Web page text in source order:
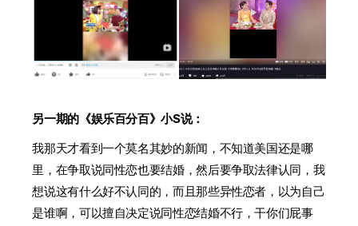
另一期的《娱乐百分百》小S说：
我那天才看到一个莫名其妙的新闻，不知道美国还是哪
里，在争取说同性恋也要结婚，然后要争取法律认同，我
想说这有什么好不认同的，而且那些异性恋者，以为自己
是谁啊，可以擅自决定说同性恋结婚不行，干你们屁事